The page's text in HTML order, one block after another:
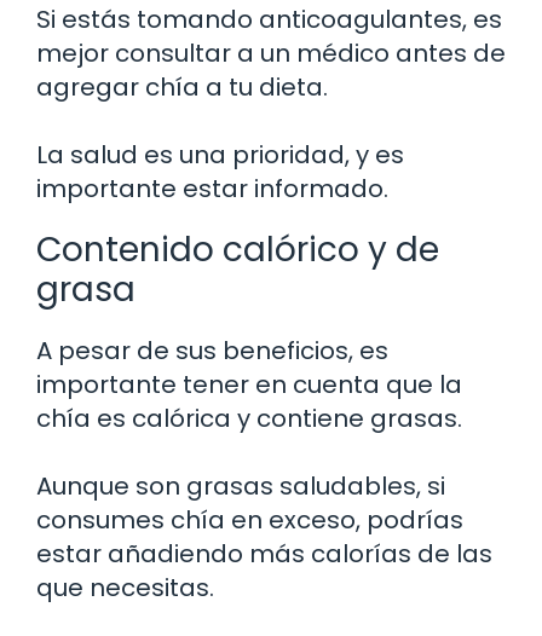
Si estás tomando anticoagulantes, es
mejor consultar a un médico antes de
agregar chía a tu dieta.
La salud es una prioridad, y es
importante estar informado.
Contenido calórico y de
grasa
A pesar de sus beneficios, es
importante tener en cuenta que la
chía es calórica y contiene grasas.
Aunque son grasas saludables, si
consumes chía en exceso, podrías
estar añadiendo más calorías de las
que necesitas.